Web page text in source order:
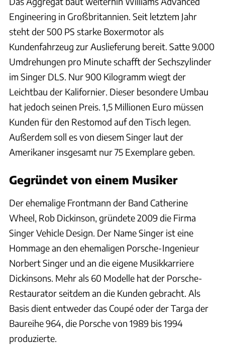
Engineering in Großbritannien. Seit letztem Jahr
steht der 500 PS starke Boxermotor als
Kundenfahrzeug zur Auslieferung bereit. Satte 9.000
Umdrehungen pro Minute schafft der Sechszylinder
im Singer DLS. Nur 900 Kilogramm wiegt der
Leichtbau der Kalifornier. Dieser besondere Umbau
hat jedoch seinen Preis. 1,5 Millionen Euro müssen
Kunden für den Restomod auf den Tisch legen.
Außerdem soll es von diesem Singer laut der
Amerikaner insgesamt nur 75 Exemplare geben.
Gegründet von einem Musiker
Der ehemalige Frontmann der Band Catherine
Wheel, Rob Dickinson, gründete 2009 die Firma
Singer Vehicle Design. Der Name Singer ist eine
Hommage an den ehemaligen Porsche-Ingenieur
Norbert Singer und an die eigene Musikkarriere
Dickinsons. Mehr als 60 Modelle hat der Porsche-
Restaurator seitdem an die Kunden gebracht. Als
Basis dient entweder das Coupé oder der Targa der
Baureihe 964, die Porsche von 1989 bis 1994
produzierte.